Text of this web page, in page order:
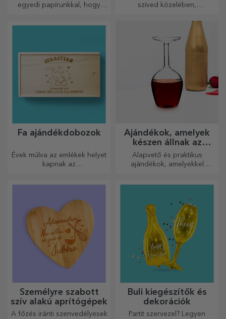
egyedi papírunkkal, hogy
szíved közelében,
Fa ajándékdobozok
Évek múlva az emlékek helyet
kapnak az
Ajándékok, amelyek
készen állnak az
átadásra
Alapvető és praktikus
ajándékok, amelyekkel
szállítással, bármilyen
alkalomra!
Személyre szabott
szív alakú aprítógépek
A főzés iránti szenvedélyesek
Buli kiegészítők és
dekorációk
Partit szervezel? Legyen